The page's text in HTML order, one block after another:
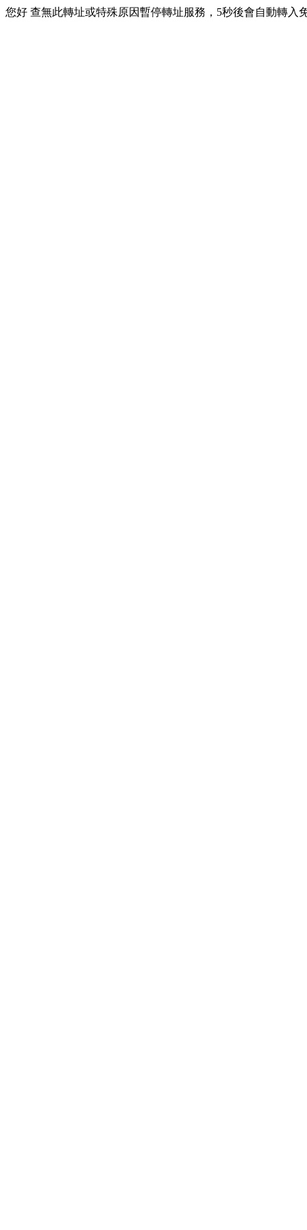
您好 查無此轉址或特殊原因暫停轉址服務，5秒後會自動轉入